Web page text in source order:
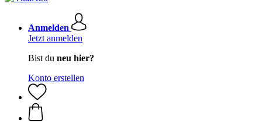
Anmelden
Jetzt anmelden
Bist du neu hier?
Konto erstellen